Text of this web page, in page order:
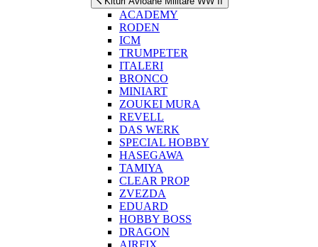
ACADEMY
RODEN
ICM
TRUMPETER
ITALERI
BRONCO
MINIART
ZOUKEI MURA
REVELL
DAS WERK
SPECIAL HOBBY
HASEGAWA
TAMIYA
CLEAR PROP
ZVEZDA
EDUARD
HOBBY BOSS
DRAGON